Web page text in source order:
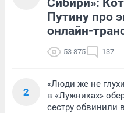
Путину про
онлайн-
53 875 137
2
«Люди же не
в «Лужниках»
сестру обвинили